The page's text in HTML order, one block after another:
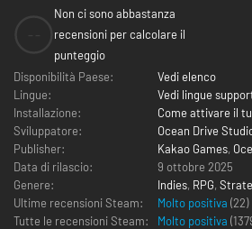
Non ci sono abbastanza
recensioni per calcolare il
punteggio
Disponibilità Paese:
Vedi elenco
Lingue:
Vedi lingue
Installazione:
Come attivare il
Sviluppatore:
Ocean Drive
Publisher:
Kakao Games,
Data di rilascio:
9 ottobre 2025
Genere:
Indies, RPG,
Ultime recensioni Steam:
Molto positiva (22)
Tutte le recensioni Steam:
Molto positiva (